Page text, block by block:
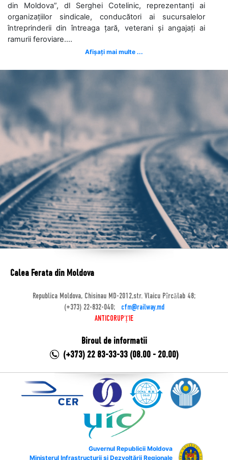
din Moldova”, dl Serghei Cotelinic, reprezentanți ai
organizațiilor sindicale, conducători ai sucursalelor
întreprinderii din întreaga țară, veterani și angajați ai
ramurii feroviare....
Afișați mai multe ...
Calea Ferata din Moldova
Republica Moldova, Chisinau MD-2012,str. Vlaicu Pîrcălab 48;
(+373) 22-832-040;
cfm@railway.md
ANTICORUPȚIE
Biroul de informatii
(+373) 22 83-33-33 (08.00 - 20.00)
Guvernul Republicii Moldova
Ministerul Infrastructurii și Dezvoltării Regionale